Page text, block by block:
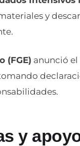
y
(FGE) anunció el
y